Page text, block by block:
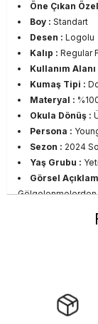
Öne Çıkan
Boy : Standart
Desen : Logolu
Kalıp : Regular
Kullanım Alanı
Kumaş Tipi :
Materyal :
Okula Dönüş :
Persona :
Sezon : 2024
Yaş Grubu :
Görsel
Gölgelenmelerden